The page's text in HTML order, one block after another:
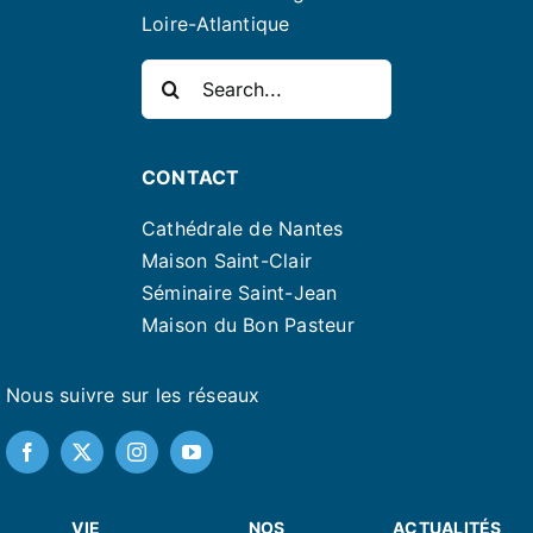
Loire-Atlantique
Rechercher:
Nous suivre sur les réseaux
CONTACT
Cathédrale de Nantes
Maison Saint-Clair
Séminaire Saint-Jean
Maison du Bon Pasteur
VIE NOS ACTUALITÉS